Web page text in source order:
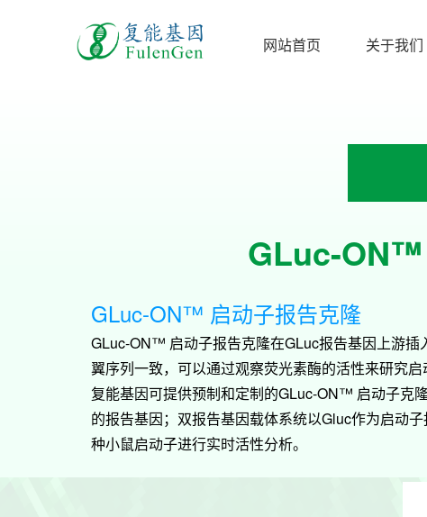
网站首页 关于我们
GLuc-
GLuc-ON™ 启动子报告克隆
GLuc-ON™ 启动子报告克隆在GLuc报告基因上游插
翼序列一致，可以通过观察荧光素酶的活性来研究启
复能基因可提供预制和定制的GLuc-ON™ 启动子克
的报告基因；双报告基因载体系统以Gluc作为启动
种小鼠启动子进行实时活性分析。